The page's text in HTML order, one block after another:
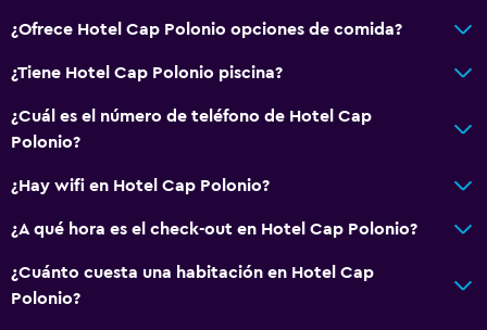
Check-out exprés
Recepción 24 horas
General
Vista al patio interior
Teléfono
Vista a la montaña
¿Ofrece Hotel Cap Polonio opciones de comida?
¿Tiene Hotel Cap Polonio piscina?
¿Cuál es el número de teléfono de Hotel Cap
Polonio?
¿Hay wifi en Hotel Cap Polonio?
¿A qué hora es el check-out en Hotel Cap Polonio?
¿Cuánto cuesta una habitación en Hotel Cap
Polonio?